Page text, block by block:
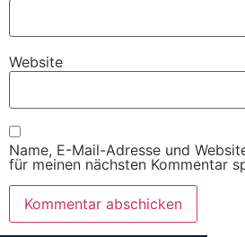
Website
Name, E-Mail-Adresse und
für meinen nächsten Kommentar